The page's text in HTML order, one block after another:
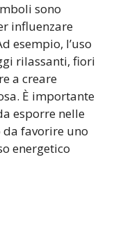
sono
influenzare
esempio, l’uso
rilassanti, fiori
a creare
È importante
esporre nelle
da favorire uno
energetico